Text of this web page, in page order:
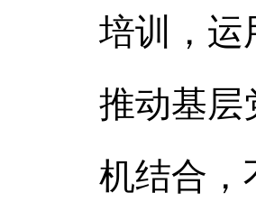
培训，运
推动基层
机结合，